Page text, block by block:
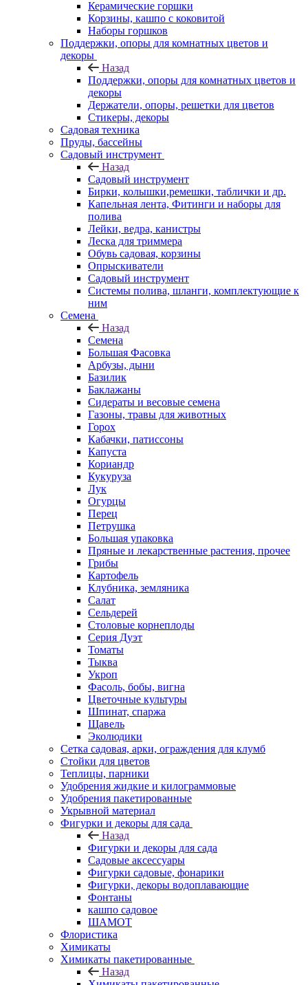
Керамические горшки
Корзины, кашпо с коковитой
Наборы горшков
Поддержки, опоры для комнатных цветов и
декоры
Назад
Поддержки, опоры для комнатных цветов и
декоры
Держатели, опоры, решетки для цветов
Стикеры, декоры
Садовая техника
Пруды, бассейны
Садовый инструмент
Назад
Садовый инструмент
Бирки, колышки,ремешки, таблички и др.
Капельная лента, Фитинги и наборы для
полива
Лейки, ведра, канистры
Леска для триммера
Обувь садовая, корзины
Опрыскиватели
Садовый инструмент
Системы полива, шланги, комплектующие к
ним
Семена
Назад
Семена
Большая Фасовка
Арбузы, дыни
Базилик
Баклажаны
Сидераты и весовые семена
Газоны, травы для животных
Горох
Кабачки, патиссоны
Капуста
Кориандр
Кукуруза
Лук
Огурцы
Перец
Петрушка
Большая упаковка
Пряные и лекарственные растения, прочее
Грибы
Картофель
Клубника, земляника
Салат
Сельдерей
Столовые корнеплоды
Серия Дуэт
Томаты
Тыква
Укроп
Фасоль, бобы, вигна
Цветочные культуры
Шпинат, спаржа
Щавель
Эколюдики
Сетка садовая, арки, ограждения для клумб
Стойки для цветов
Теплицы, парники
Удобрения жидкие и килограммовые
Удобрения пакетированные
Укрывной материал
Фигурки и декоры для сада
Назад
Фигурки и декоры для сада
Садовые аксессуары
Фигурки садовые, фонарики
Фигурки, декоры водоплавающие
Фонтаны
кашпо садовое
ШАМОТ
Флористика
Химикаты
Химикаты пакетированные
Назад